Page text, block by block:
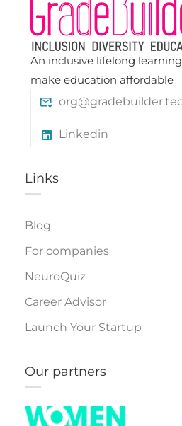
An inclusive lifelong
make education affordable
Linkedin
Links​
Blog
For companies
NeuroQuiz
Career Advisor
Launch Your Startup
Our partners